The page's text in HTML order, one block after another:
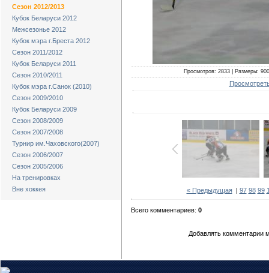
Сезон 2012/2013
Кубок Беларуси 2012
Межсезонье 2012
Кубок мэра г.Бреста 2012
Сезон 2011/2012
Кубок Беларуси 2011
Сезон 2010/2011
Кубок мэра г.Санок (2010)
Сезон 2009/2010
Кубок Беларуси 2009
Сезон 2008/2009
Сезон 2007/2008
Турнир им.Чаховского(2007)
Сезон 2006/2007
Сезон 2005/2006
На тренировках
Вне хоккея
Просмотров: 2833 | Размеры:
« Предыдущая| 97 98 99
Всего комментариев: 0
Добавлять комментарии